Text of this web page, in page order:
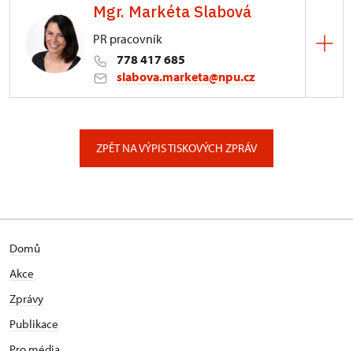
nám. Přemysla Otakara II. 121/34, České
Budějovice
Mgr. Markéta Slabová
PR pracovník
778 417 685
slabova.marketa@npu.cz
ZPĚT NA VÝPIS TISKOVÝCH ZPRÁV
Domů
Akce
Zprávy
Publikace